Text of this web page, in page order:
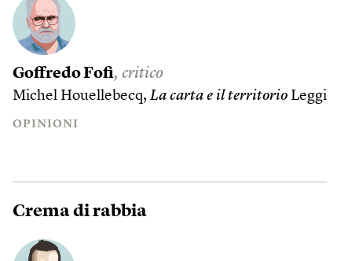
Goffredo Fofi, critico
Michel Houellebecq, La carta e il territorio Leggi
OPINIONI
Crema di rabbia